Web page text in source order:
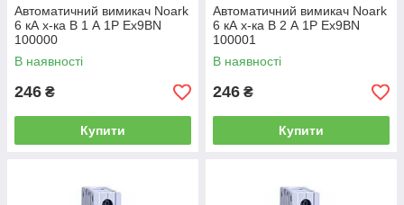
Автоматичний вимикач Noark
6 кА х-ка B 1 А 1P Ex9BN
100000
В наявності
246 ₴
Купити
Автоматичний вимикач Noark
6 кА х-ка B 2 А 1P Ex9BN
100001
В наявності
246 ₴
Купити